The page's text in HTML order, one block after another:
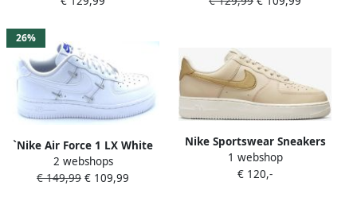
26%
`Nike Air Force 1 LX White
Metallic Swooshes Sneakers
Unisex Wit
2 webshops
€ 149,99 € 109,99
Nike Sportswear Sneakers
laag 'AIR FORCE 1 07 ESS
TRND'
1 webshop
€ 120,-